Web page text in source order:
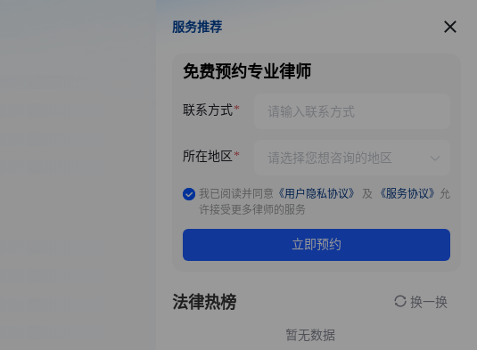
服务推荐
服务推荐
免费预约专业律师
联系方式
所在地区
我已阅读并同意 《用户隐私协议》 及 《服务协议》 允
许接受更多律师的服务
立即预约
法律热榜 换一换
暂无数据